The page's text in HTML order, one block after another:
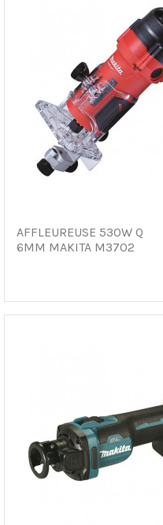
AFFLEUREUSE 530W Q
6MM MAKITA M3702